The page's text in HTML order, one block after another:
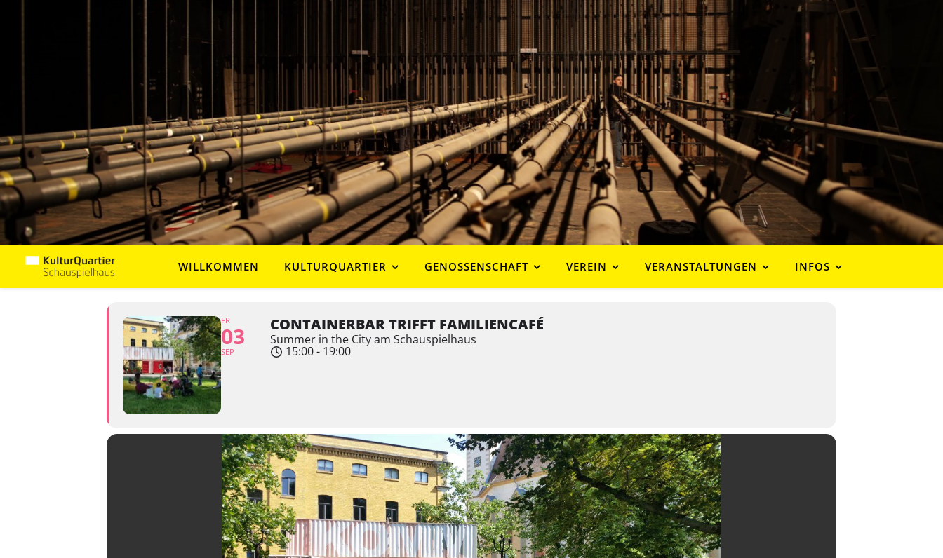
WILLKOMMEN KULTURQUARTIER GENOSSENSCHAFT VEREIN VERANSTALTUNGEN INFOS
FR
03
SEP
CONTAINERBAR TRIFFT FAMILIENCAFÉ
Summer in the City am Schauspielhaus
15:00 - 19:00